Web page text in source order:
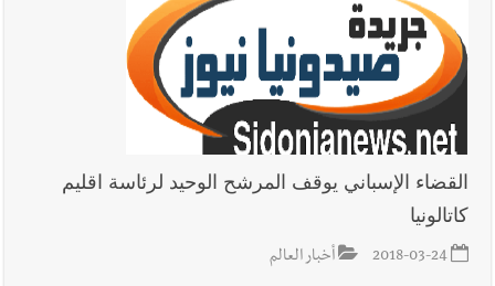
القضاء الإسباني يوقف المرشح الوحيد لرئاسة اقليم
كاتالونيا
2018-03-24 أخبار العالم